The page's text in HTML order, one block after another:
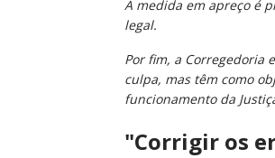
A medida em apreço é
legal.
Por fim, a Corregedoria
culpa, mas têm como
funcionamento da
"Corrigir os